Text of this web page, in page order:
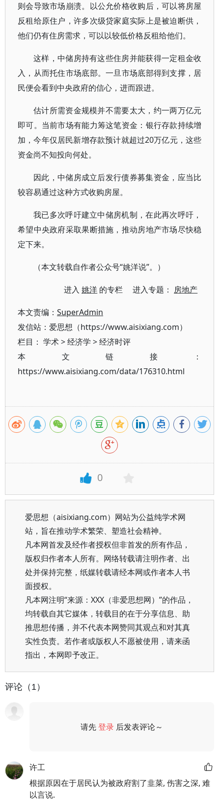
则会导致市场崩溃。以公允价格收购后，可以将房屋
反租给原住户，许多次级贷家庭实际上是被迫断供，
他们仍有住房需求，可以以较低价格反租给他们。
这样，中储房持有这些住房并能获得一定租金收
入，从而托住市场底部。一旦市场底部得到支撑，居
民便会看到中央政府的信心，进而跟进。
估计所需资金规模并不需要太大，约一两万亿元
即可。当前市场有能力筹这笔资金：银行存款持续增
加，今年仅居民新增存款预计就超过20万亿元，这些
资金尚不知投向何处。
因此，中储房成立后发行债券募集资金，应当比
较容易通过这种方式收购房屋。
我已多次呼吁建立中储房机制，在此再次呼吁，
希望中央政府采取果断措施，推动房地产市场尽快稳
定下来。
（本文转载自作者公众号“姚洋说”。）
进入姚洋 的专栏 进入专题： 房地产
本文责编： SuperAdmin
发信站：爱思想（https://www.aisixiang.com）
栏目： 学术>经济学 >经济时评
本文链接：
https://www.aisixiang.com/data/176310.html
0
爱思想（aisixiang.com）网站为公益纯学术网
站，旨在推动学术繁荣、塑造社会精神。
凡本网首发及经作者授权但非首发的所有作品，
版权归作者本人所有。网络转载请注明作者、出
处并保持完整，纸媒转载请经本网或作者本人书
面授权。
凡本网注明“来源：XXX（非爱思想网）”的作品，
均转载自其它媒体，转载目的在于分享信息、助
推思想传播，并不代表本网赞同其观点和对其真
实性负责。若作者或版权人不愿被使用，请来函
指出，本网即予改正。
评论（1）
请先登录 后发表评论～
许工
根据原因在于居民认为被政府割了韭菜, 伤害之深, 难
以言说.